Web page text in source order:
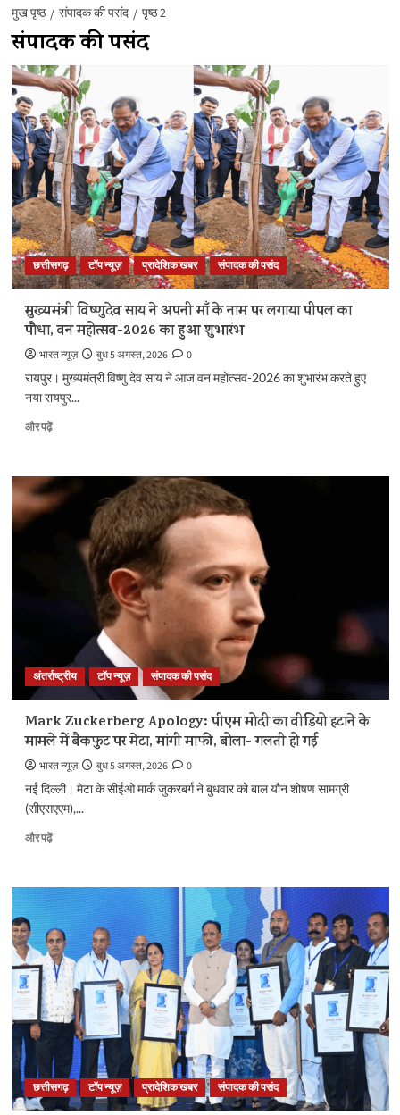
मुख पृष्ठ संपादक की पसंद पृष्ठ 2
संपादक की पसंद
छत्तीसगढ़ टॉप न्यूज़ प्रादेशिक खबर संपादक की पसंद
मुख्यमंत्री विष्णुदेव साय ने अपनी माँ के नाम पर लगाया पीपल का
पौधा, वन महोत्सव-2026 का हुआ शुभारंभ
भारत न्यूज़ बुध 5 अगस्त, 2026
0
रायपुर। मुख्यमंत्री विष्णु देव साय ने आज वन महोत्सव-2026 का शुभारंभ करते हुए
नया रायपुर...
और पढ़ेंमुख्यमंत्री
ने
अपनी
माँ
महोत्सव-2026
का
शुभारंभ
के
बारे
में
और
पढ़ें
अंतर्राष्ट्रीय टॉप न्यूज़ संपादक की पसंद
Mark Zuckerberg Apology: पीएम मोदी का वीडियो हटाने के
मामले में बैकफुट पर मेटा, मांगी माफी, बोला- गलती हो गई
भारत न्यूज़ बुध 5 अगस्त, 2026
0
नई दिल्ली। मेटा के सीईओ मार्क जुकरबर्ग ने बुधवार को बाल यौन शोषण सामग्री
(सीएसएएम),...
और पढ़ेंMark
पीएम
मोदी
का
वीडियो
हटाने
के
मामले
में
बैकफुट
मेटा,
मांगी
माफी,
बोला-
छत्तीसगढ़ टॉप न्यूज़ प्रादेशिक खबर संपादक की पसंद